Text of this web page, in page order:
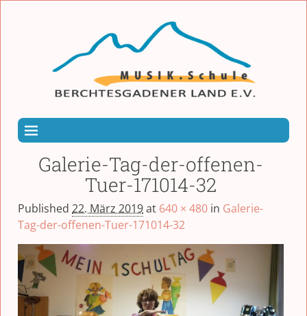
Galerie-Tag-der-offenen-
Tuer-171014-32
Published 22. März 2019at 640 × 480 in Galerie-
Tag-der-offenen-Tuer-171014-32